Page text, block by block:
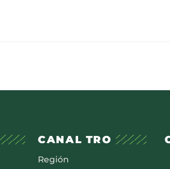
CANAL TRO
Región